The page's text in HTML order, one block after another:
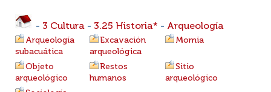
- 3 Cultura - 3.25 Historia* - Arqueología
Arqueología
subacuática
Excavación
arqueológica
Momia
Objeto
arqueológico
Restos
humanos
Sitio
arqueológico